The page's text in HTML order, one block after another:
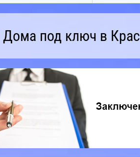
Дома под ключ в